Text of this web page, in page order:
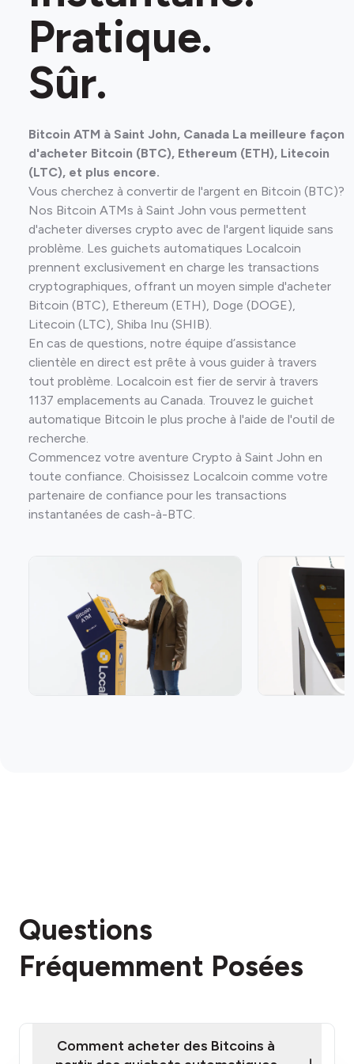
Pratique.
Sûr.
Bitcoin ATM à Saint John, Canada La meilleure façon
d'acheter Bitcoin (BTC), Ethereum (ETH), Litecoin
(LTC), et plus encore.
Vous cherchez à convertir de l'argent en Bitcoin (BTC)?
Nos Bitcoin ATMs à Saint John vous permettent
d'acheter diverses crypto avec de l'argent liquide sans
problème. Les guichets automatiques Localcoin
prennent exclusivement en charge les transactions
cryptographiques, offrant un moyen simple d'acheter
Bitcoin (BTC), Ethereum (ETH), Doge (DOGE),
Litecoin (LTC), Shiba Inu (SHIB).
En cas de questions, notre équipe d’assistance
clientèle en direct est prête à vous guider à travers
tout problème. Localcoin est fier de servir à travers
1137 emplacements au Canada. Trouvez le guichet
automatique Bitcoin le plus proche à l'aide de l'outil de
recherche.
Commencez votre aventure Crypto à Saint John en
toute confiance. Choisissez Localcoin comme votre
partenaire de confiance pour les transactions
instantanées de cash-à-BTC.
Questions
Fréquemment Posées
Comment acheter des Bitcoins à